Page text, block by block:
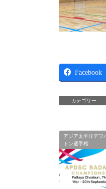
Facebook
カテゴリー
アジア太平洋デフ
トン選手権